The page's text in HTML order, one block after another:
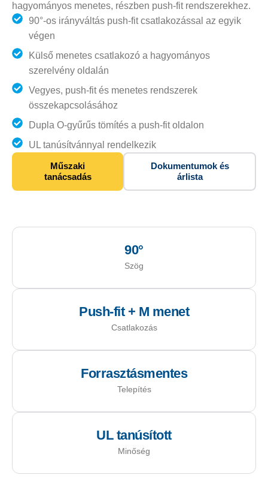
hagyományos menetes, részben push-fit rendszerekhez.
90°-os irányváltás push-fit csatlakozással az egyik
végen
Külső menetes csatlakozó a hagyományos
szerelvény oldalán
Vegyes, push-fit és menetes rendszerek
összekapcsolásához
Dupla O-gyűrűs tömítés a push-fit oldalon
UL tanúsítvánnyal rendelkezik
Műszaki
tanácsadás
Dokumentumok és
árlista
90°
Szög
Push-fit + M menet
Csatlakozás
Forrasztásmentes
Telepítés
UL tanúsított
Minőség